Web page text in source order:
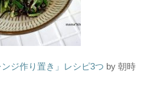
ジ作り置き」レシピ3つ by 朝時